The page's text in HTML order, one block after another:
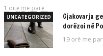
1 ditë më parë
UNCATEGORIZED
Gjakovarja
dorëzoi në
19 orë më